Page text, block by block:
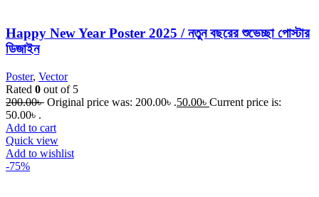
Happy New Year Poster 2025 / নতুন বছরের শুভেচ্ছা পোস্টার
ডিজাইন
Poster, Vector
Rated 0 out of 5
200.00৳ Original price was: 200.00৳ .50.00৳ Current price is:
50.00৳ .
Add to cart
Quick view
Add to wishlist
-75%